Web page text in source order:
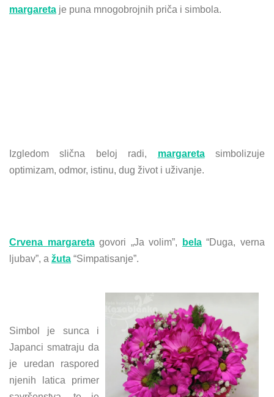
margareta je puna mnogobrojnih priča i simbola.
Izgledom slična beloj radi, margaretasimbolizuje
optimizam, odmor, istinu, dug život i uživanje.
Crvena margaretagovori „Ja volim”, bela“Duga, verna
ljubav”, a žuta “Simpatisanje”.
Simbol je sunca i
Japanci smatraju da
je uredan raspored
njenih latica primer